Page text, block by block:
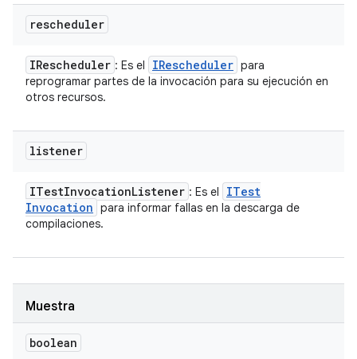
rescheduler
IRescheduler : Es el IRescheduler para
reprogramar partes de la invocación para su ejecución en
otros recursos.
listener
ITestInvocationListener : Es el
ITest
Invocation para informar fallas en la descarga de
compilaciones.
Muestra
boolean